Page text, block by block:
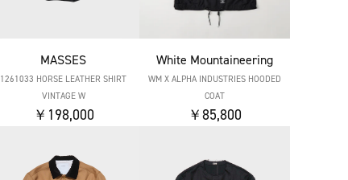
MASSES
1261033 HORSE LEATHER SHIRT
VINTAGE W
￥198,000
White Mountaineering
WM X ALPHA INDUSTRIES HOODED
COAT
￥85,800